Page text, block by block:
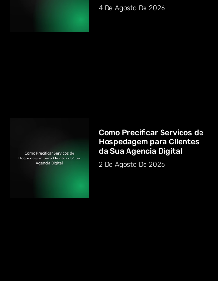
4 De Agosto De 2026
Como Precificar Servicos de
Hospedagem para Clientes
da Sua Agencia Digital
2 De Agosto De 2026